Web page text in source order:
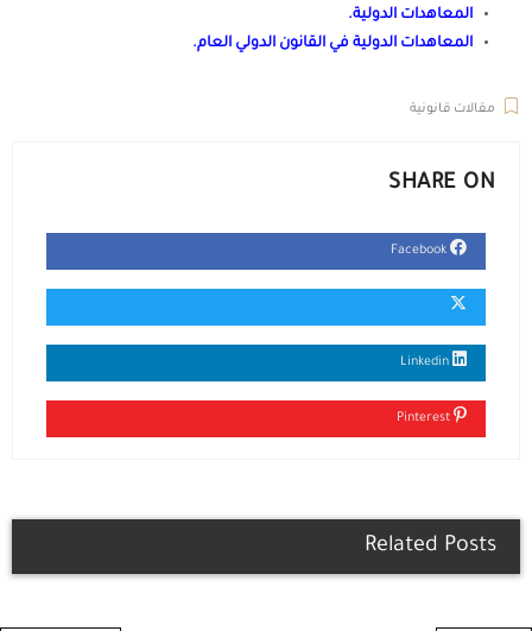
المعاهدات الدولية.
المعاهدات الدولية في القانون الدولي العام.
مقالات قانونية
SHARE ON
Related Posts